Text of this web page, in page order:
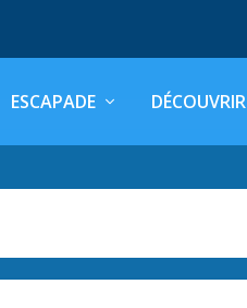
ESCAPADE DÉCOUVRIR